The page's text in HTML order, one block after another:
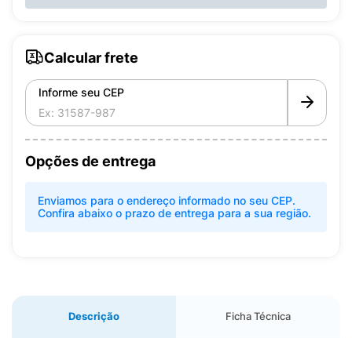
Calcular frete
Informe seu CEP
Opções de entrega
Enviamos para o endereço informado no seu CEP.
Confira abaixo o prazo de entrega para a sua região.
Descrição Ficha Técnica